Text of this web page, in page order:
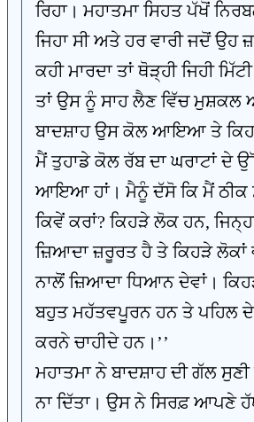
ਰਿਹਾ। ਮਹਾਤਮਾ ਸਿਹਤ ਪੱਖੋਂ
ਜਿਹਾ ਸੀ ਅਤੇ ਹਰ ਵਾਰੀ ਜਦੋਂ ਉਹ
ਕਹੀ ਮਾਰਦਾ ਤਾਂ ਥੋੜ੍ਹੀ ਜਿਹੀ
ਤਾਂ ਉਸ ਨੂੰ ਸਾਹ ਲੈਣ ਵਿੱਚ ਮੁਸ਼ਕਲ
ਬਾਦਸ਼ਾਹ ਉਸ ਕੋਲ ਆਇਆ ਤੇ
ਮੈਂ ਤੁਹਾਡੇ ਕੋਲ ਰੱਬ ਦਾ ਘਰਾਟਾਂ ਦੇ
ਆਇਆ ਹਾਂ। ਮੈਨੂੰ ਦੱਸੋ ਕਿ ਮੈਂ ਠੀਕ
ਕਿਵੇਂ ਕਰਾਂ? ਕਿਹੜੇ ਲੋਕ ਹਨ,
ਜ਼ਿਆਦਾ ਜ਼ਰੂਰਤ ਹੈ ਤੇ ਕਿਹੜੇ
ਨਾਲੋਂ ਜ਼ਿਆਦਾ ਧਿਆਨ ਦੇਵਾਂ।
ਬਹੁਤ ਮਹੱਤਵਪੂਰਨ ਹਨ ਤੇ ਪਹਿਲ
ਕਰਨੇ ਚਾਹੀਦੇ ਹਨ।’’
ਮਹਾਤਮਾ ਨੇ ਬਾਦਸ਼ਾਹ ਦੀ ਗੱਲ
ਨਾ ਦਿੱਤਾ। ਉਸ ਨੇ ਸਿਰਫ਼ ਆਪਣੇ